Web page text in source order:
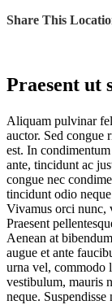
Share This
Praesent ut
Aliquam pulvinar
auctor. Sed congue
est. In
ante, tincidunt ac
congue nec
tincidunt odio
Vivamus orci nunc,
Praesent
Aenean at
augue et ante
urna vel, commodo
vestibulum, mauris
neque.